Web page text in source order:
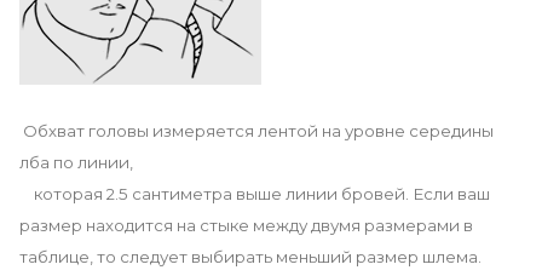
Обхват головы измеряется лентой на уровне середины
лба по линии,
которая 2.5 сантиметра выше линии бровей. Если ваш
размер находится на стыке между двумя размерами в
таблице, то следует выбирать меньший размер шлема.